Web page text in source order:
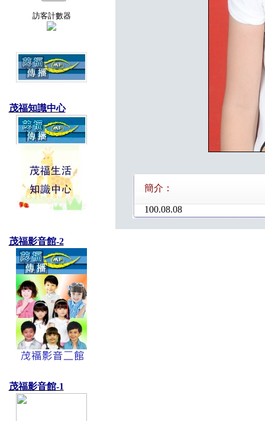
訪客計數器
茂福知識中心
茂福影音館-2
茂福影音館-1
簡介：
100.08.08